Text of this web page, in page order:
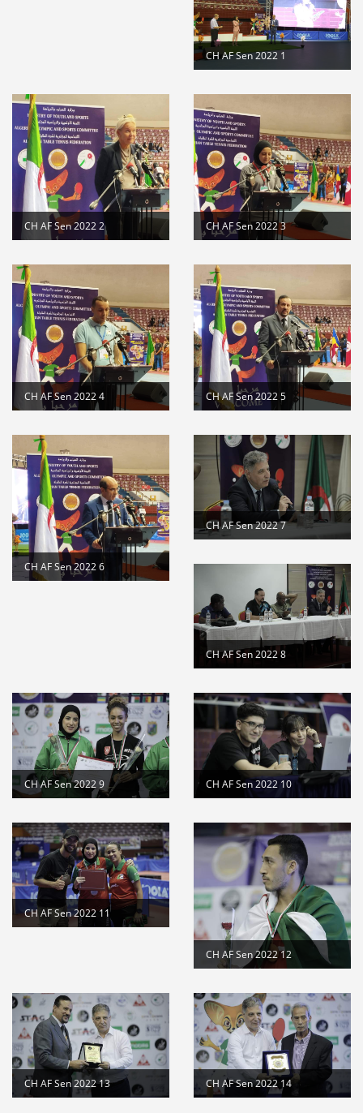
المرحلة الجهوية التأهيلية للبطولة...Lire la suite
dispositions pratiques 2025-2026...
Modification au calendrier des...
CH AF Sen 2022 1
CH AF Sen 2022 2 CH AF Sen 2022 3
CH AF Sen 2022 4 CH AF Sen 2022 5
CH AF Sen 2022 6
CH AF Sen 2022 7
CH AF Sen 2022 8
CH AF Sen 2022 9 CH AF Sen 2022 10
CH AF Sen 2022 11
CH AF Sen 2022 12
CH AF Sen 2022 13 CH AF Sen 2022 14